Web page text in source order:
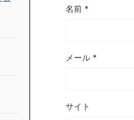
名前 *
メール *
サイト